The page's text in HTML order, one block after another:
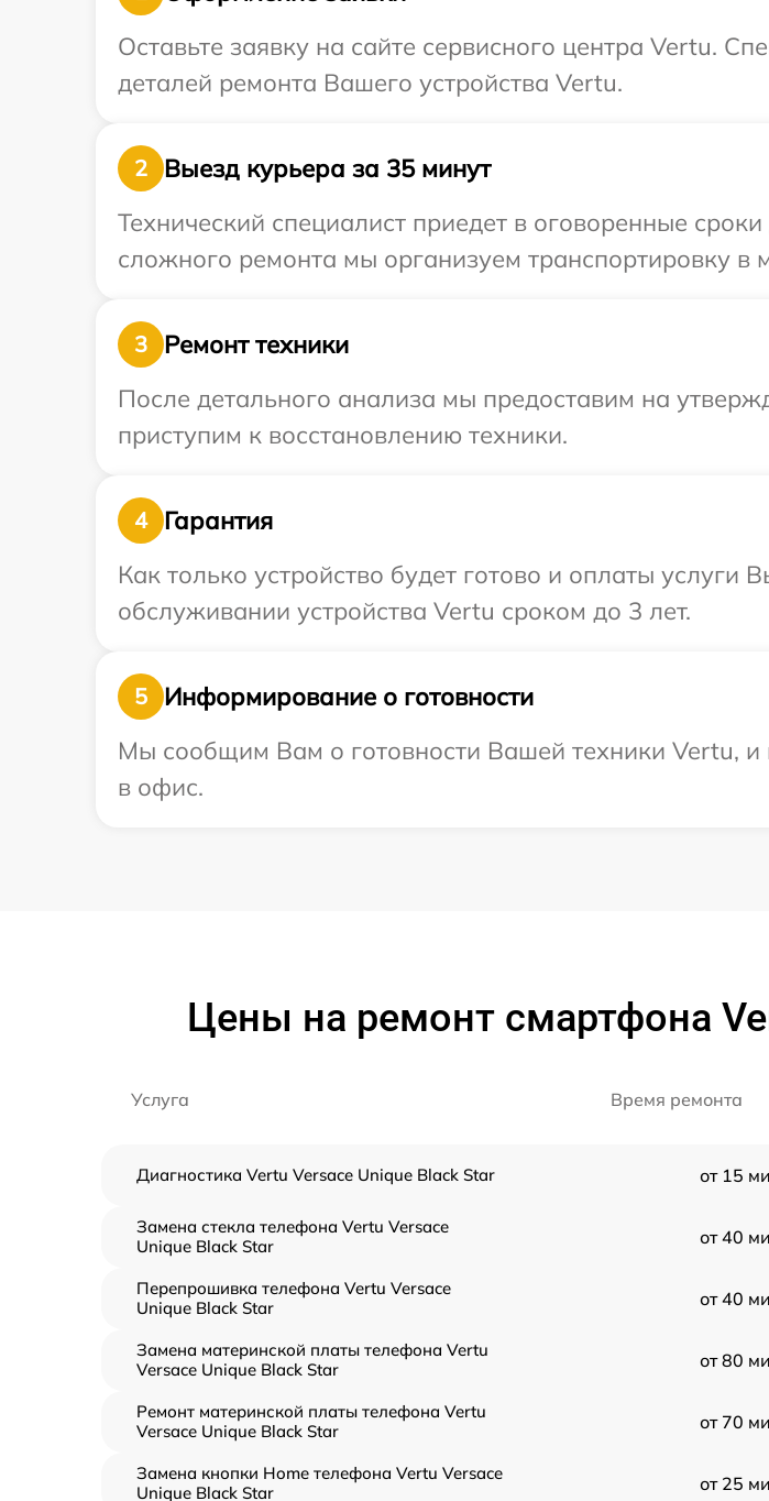
Оставьте заявку на сайте сервисного центра Vertu.
деталей ремонта Вашего устройства Vertu.
2
Выезд курьера за 35 минут
Технический специалист приедет в оговоренные
сложного ремонта мы организуем транспортировку в
3
Ремонт техники
После детального анализа мы предоставим на
приступим к восстановлению техники.
4
Гарантия
Как только устройство будет готово и оплаты услуги
обслуживании устройства Vertu сроком до 3 лет.
5
Информирование о готовности
Мы сообщим Вам о готовности Вашей техники Vertu,
в офис.
Цены на ремонт смартфона
Услуга Время ремонта
Диагностика Vertu Versace Unique Black Star от 15
Замена стекла телефона Vertu Versace
Unique Black Star
от 40
Перепрошивка телефона Vertu Versace
Unique Black Star
от 40
Замена материнской платы телефона Vertu
Versace Unique Black Star
от 80
Ремонт материнской платы телефона Vertu
Versace Unique Black Star
от 70
Замена кнопки Home телефона Vertu Versace
Unique Black Star
от 25